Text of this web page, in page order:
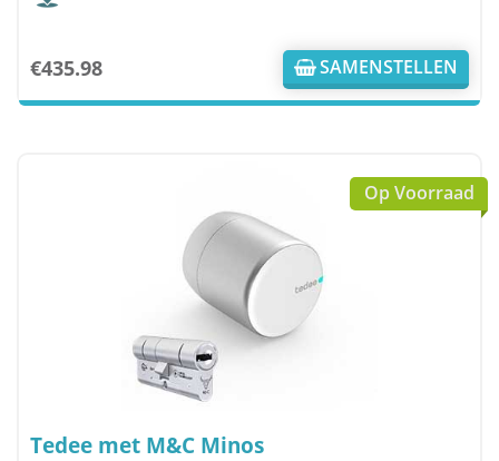
€435.98 SAMENSTELLEN
Op Voorraad
Tedee met M&C Minos